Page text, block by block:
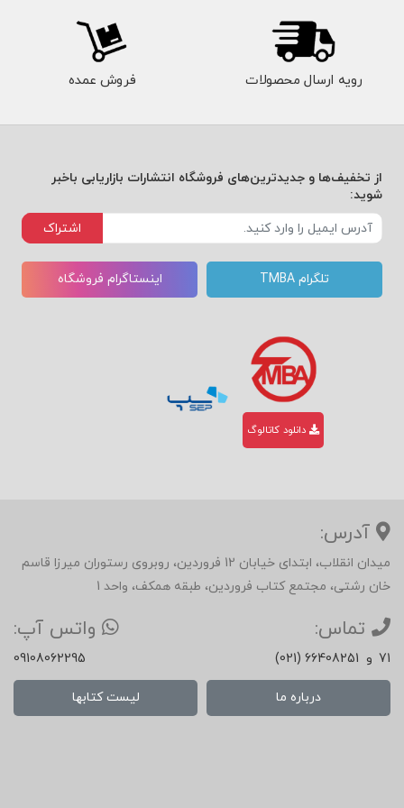
فصل دهم:تجزیه و تحلیل رقابتی
فصل یازدهم:تجزیه و تحلیل شرایطی
مدیریت ارزش مشتری، شرکت و همکار
فصل پانزدهم:مدیریت محصولات و خدمات
فصل شانزدهم: مدیریت نام و نشانهای تجاری
فصل هفدهم:مدیریت قیمت
فصل هجدهم: مدیریت مشوقها
مدیریت آمیخته ی بازاریابی
فصل بیست و یکم : دستیابی و دفاع از جایگاه بازار
صل بیست و دوم : مدیریت رشد فروشها
رویه ارسال محصولات فروش عمده
از تخفیف‌ها و جدیدترین‌های فروشگاه انتشارات بازاریابی باخبر
شوید:
اشتراک
تلگرام TMBA اینستاگرام فروشگاه
دانلود کاتالوگ
آدرس:
میدان انقلاب، ابتدای خیابان 12 فروردین، روبروی رستوران میرزا قاسم
خان رشتی، مجتمع کتاب فروردین، طبقه همکف، واحد 1
تماس:
(021) 66408251 و 71
واتس آپ:
09108062295
درباره ما لیست کتابها